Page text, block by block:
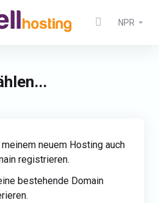
NPR
neuem Hosting auch
registrieren.
bestehende Domain